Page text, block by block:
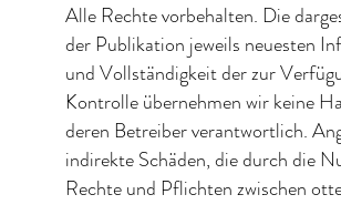
Alle Rechte vorbehalten. Die
der Publikation jeweils neuesten
und Vollständigkeit der zur
Kontrolle übernehmen wir keine
deren Betreiber verantwortlich.
indirekte Schäden, die durch die
Rechte und Pflichten zwischen